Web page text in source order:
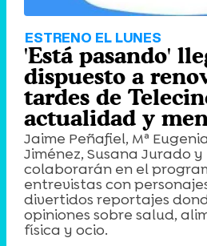
ESTRENO EL LUNES
'Está pasando'
dispuesto a
tardes de
actualidad y
Jaime Peñafiel, Mª
Jiménez, Susana Jurado
colaborarán en el
entrevistas con
divertidos reportajes
opiniones sobre salud,
física y ocio.